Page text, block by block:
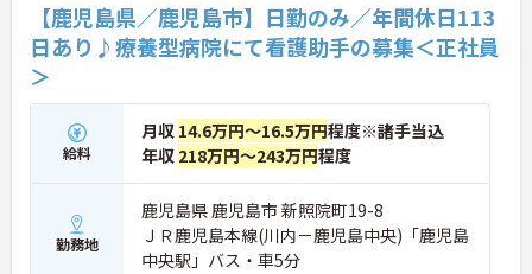
【鹿児島県／鹿児島市】日勤のみ／年間休日113
日あり♪療養型病院にて看護助手の募集＜正社員
＞
給料
月収 14.6万円～16.5万円程度※諸手当込
年収 218万円～243万円程度
勤務地
鹿児島県 鹿児島市 新照院町19-8
ＪＲ鹿児島本線(川内－鹿児島中央)「鹿児島
中央駅」バス・車5分